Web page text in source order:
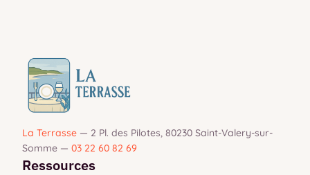
La Terrasse — 2 Pl. des Pilotes, 80230 Saint-Valery-sur-
Somme — 03 22 60 82 69
Ressources